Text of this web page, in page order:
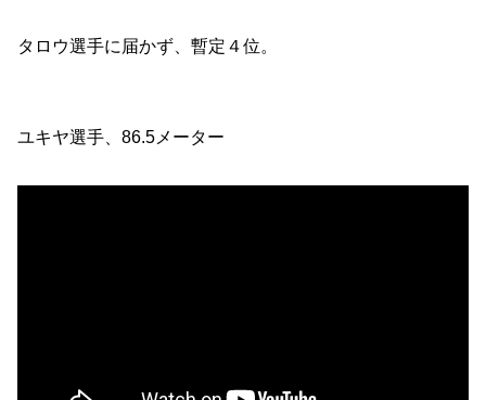
タロウ選手に届かず、暫定４位。
ユキヤ選手、86.5メーター